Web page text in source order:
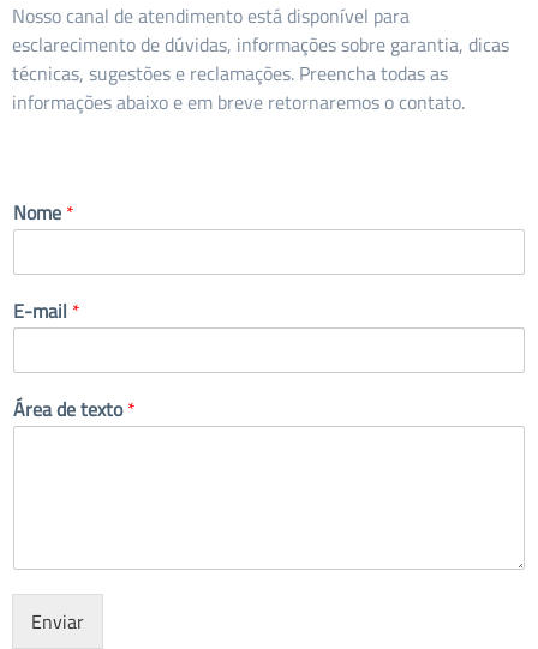
Nosso canal de atendimento está disponível para
esclarecimento de dúvidas, informações sobre garantia, dicas
técnicas, sugestões e reclamações. Preencha todas as
informações abaixo e em breve retornaremos o contato.
Nome *
E-mail *
Área de texto*
Enviar